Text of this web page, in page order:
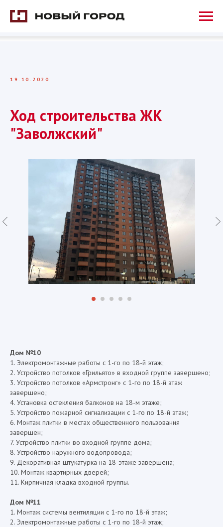
19.10.2020
Ход строительства ЖК
"Заволжский"
Дом №10
1. Электромонтажные работы с 1-го по 18-й этаж;
2. Устройство потолков «Грильято» в входной группе завершено;
3. Устройство потолков «Армстронг» с 1-го по 18-й этаж
завершено;
4. Установка остекления балконов на 18-м этаже;
5. Устройство пожарной сигнализации с 1-го по 18-й этаж;
6. Монтаж плитки в местах общественного пользования
завершен;
7. Устройство плитки во входной группе дома;
8. Устройство наружного водопровода;
9. Декоративная штукатурка на 18-этаже завершена;
10. Монтаж квартирных дверей;
11. Кирпичная кладка входной группы.
Дом №11
1. Монтаж системы вентиляции с 1-го по 18-й этаж;
2. Электромонтажные работы с 1-го по 18-й этаж;